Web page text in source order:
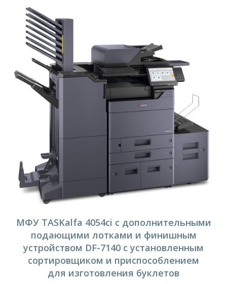
МФУ TASKalfa 4054ci с дополнительными
подающими лотками и финишным
устройством DF-7140 с установленным
сортировщиком и приспособлением
для изготовления буклетов